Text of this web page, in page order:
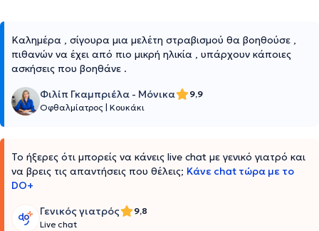
Καλημέρα , σίγουρα μια μελέτη στραβισμού θα βοηθούσε ,
πιθανών να έχει από πιο μικρή ηλικία , υπάρχουν κάποιες
ασκήσεις που βοηθάνε .
Φιλίπ Γκαμπριέλα - Μόνικα
9,9
Οφθαλμίατρος Κουκάκι
Το ήξερες ότι μπορείς να κάνεις live chat με γενικό γιατρό και
να βρεις τις απαντήσεις που θέλεις; Κάνε chat τώρα με το
DO+
Γενικός γιατρός
9,8
Live chat